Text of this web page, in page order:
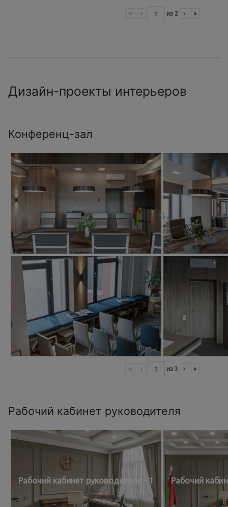
« ‹ из 2 › »
Дизайн-проекты интерьеров
Конференц-зал
« ‹ из 3 › »
Рабочий кабинет руководителя
Рабочий кабинет руководителя - 1 Рабочий